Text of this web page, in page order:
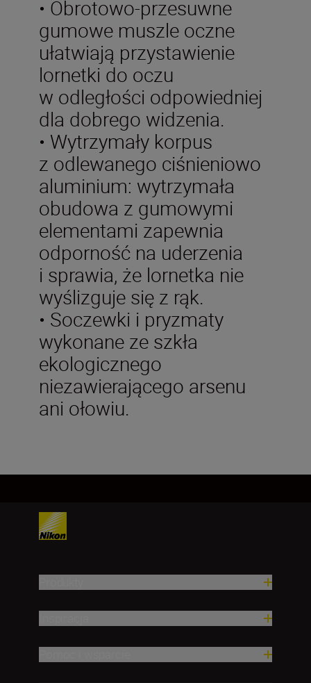
• Obrotowo-przesuwne
gumowe muszle oczne
ułatwiają przystawienie
lornetki do oczu
w odległości odpowiedniej
dla dobrego widzenia.
• Wytrzymały korpus
z odlewanego ciśnieniowo
aluminium: wytrzymała
obudowa z gumowymi
elementami zapewnia
odporność na uderzenia
i sprawia, że lornetka nie
wyślizguje się z rąk.
• Soczewki i pryzmaty
wykonane ze szkła
ekologicznego
niezawierającego arsenu
ani ołowiu.